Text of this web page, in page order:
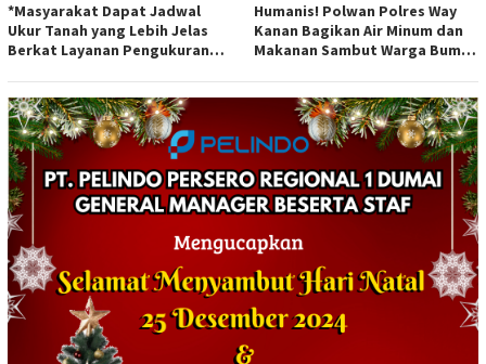
*Masyarakat Dapat Jadwal
Ukur Tanah yang Lebih Jelas
Berkat Layanan Pengukuran
Humanis! Polwan Polres Way
Kanan Bagikan Air Minum dan
Makanan Sambut Warga Bumi